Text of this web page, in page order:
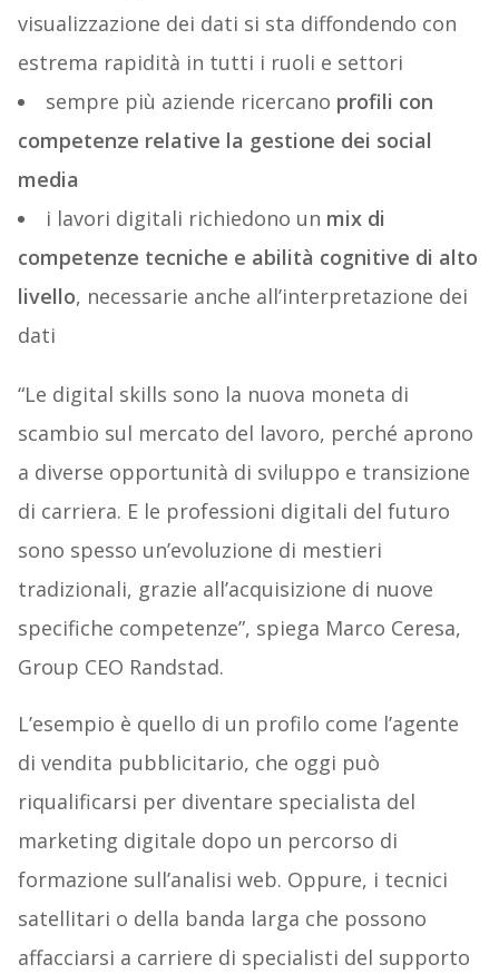
visualizzazione dei dati si sta diffondendo con
estrema rapidità in tutti i ruoli e settori
sempre più aziende ricercano profili con
competenze relative la gestione dei social
media
i lavori digitali richiedono un mix di
competenze tecniche e abilità cognitive di alto
livello, necessarie anche all’interpretazione dei
dati
“Le digital skills sono la nuova moneta di
scambio sul mercato del lavoro, perché aprono
a diverse opportunità di sviluppo e transizione
di carriera. E le professioni digitali del futuro
sono spesso un’evoluzione di mestieri
tradizionali, grazie all’acquisizione di nuove
specifiche competenze”, spiega Marco Ceresa,
Group CEO Randstad.
L’esempio è quello di un profilo come l’agente
di vendita pubblicitario, che oggi può
riqualificarsi per diventare specialista del
marketing digitale dopo un percorso di
formazione sull’analisi web. Oppure, i tecnici
satellitari o della banda larga che possono
affacciarsi a carriere di specialisti del supporto